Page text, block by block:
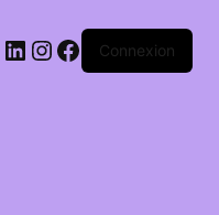
LinkedIn
Instagram
Facebook
Connexion